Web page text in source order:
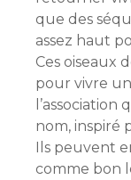
que des
assez haut
Ces oiseaux
pour vivre
nom, inspiré
Ils peuvent
comme bon